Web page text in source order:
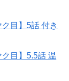
目】5話 付き
目】5.5話 温